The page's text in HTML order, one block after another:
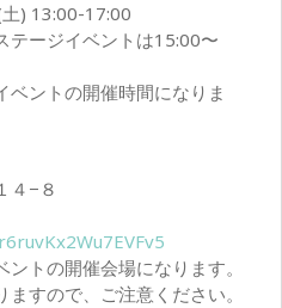
) 13:00-17:00
ージイベントは15:00〜
ントの開催時間になりま
４−８
トの開催会場になります。
すので、ご注意ください。